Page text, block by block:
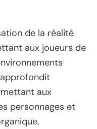
de la réalité
aux joueurs de
aux
personnages et